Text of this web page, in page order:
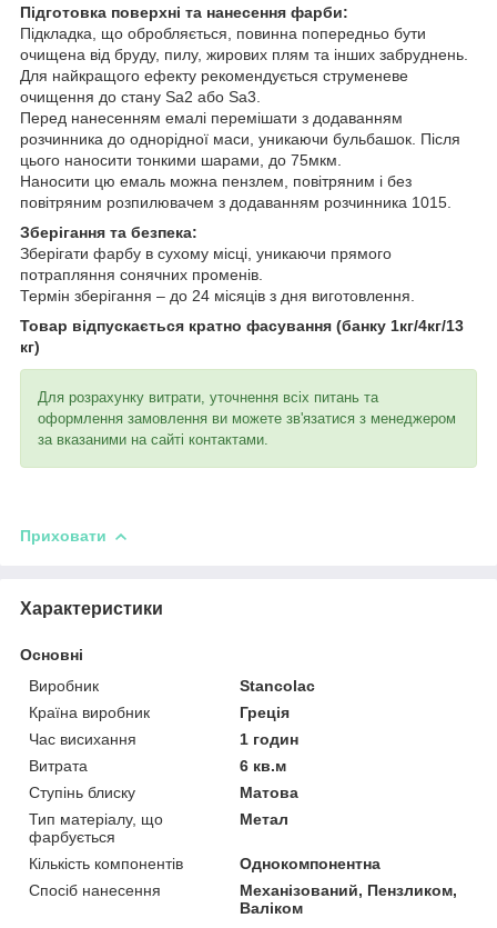
Підготовка поверхні та нанесення фарби:
Підкладка, що обробляється, повинна попередньо бути
очищена від бруду, пилу, жирових плям та інших забруднень.
Для найкращого ефекту рекомендується струменеве
очищення до стану Sa2 або Sa3.
Перед нанесенням емалі перемішати з додаванням
розчинника до однорідної маси, уникаючи бульбашок. Після
цього наносити тонкими шарами, до 75мкм.
Наносити цю емаль можна пензлем, повітряним і без
повітряним розпилювачем з додаванням розчинника 1015.
Зберігання та безпека:
Зберігати фарбу в сухому місці, уникаючи прямого
потрапляння сонячних променів.
Термін зберігання – до 24 місяців з дня виготовлення.
Товар відпускається кратно фасування (банку 1кг/4кг/13
кг)
Для розрахунку витрати, уточнення всіх питань та
оформлення замовлення ви можете зв'язатися з менеджером
за вказаними на сайті контактами.
Приховати
Характеристики
Основні
Виробник
Stancolac
Країна виробник
Греція
Час висихання
1 годин
Витрата
6 кв.м
Ступінь блиску
Матова
Тип матеріалу, що
фарбується
Метал
Кількість компонентів
Однокомпонентна
Спосіб нанесення
Механізований, Пензликом,
Валіком